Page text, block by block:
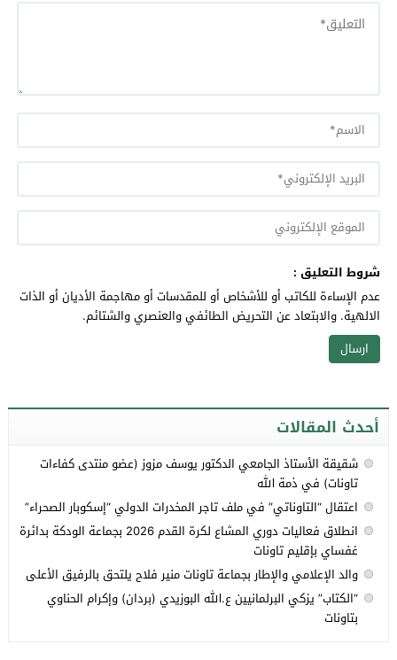
شروط التعليق :
عدم الإساءة للكاتب أو للأشخاص أو للمقدسات أو مهاجمة الأديان أو الذات
الالهية. والابتعاد عن التحريض الطائفي والعنصري والشتائم.
أحدث المقالات
شقيقة الأستاذ الجامعي الدكتور يوسف مزوز (عضو منتدى كفاءات
تاونات) في ذمة الله
اعتقال “التاوناتي” في ملف تاجر المخدرات الدولي “إسكوبار الصحراء”
انطلاق فعاليات دوري المشاع لكرة القدم 2026 بجماعة الودكة بدائرة
غفساي بإقليم تاونات
والد الإعلامي والإطار بجماعة تاونات منير فلاح يلتحق بالرفيق الأعلى
“الكتاب” يزكي البرلمانيين ع.الله البوزيدي (بردان) وإكرام الحناوي
بتاونات